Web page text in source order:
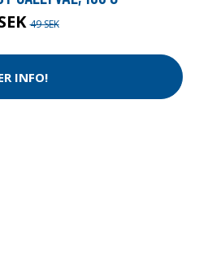
49 SEK
INFO!